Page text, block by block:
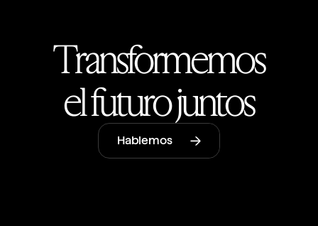
Transformemos
el futuro juntos
Hablemos